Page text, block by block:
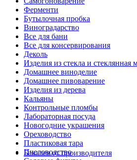
Ферменти
Бутылочная пробка
Виноградарство
Все для бани
Все для консервирования
Деколь
Изделия из стекла и стеклянная
Домашнее виноделие
Домашнее пивоварение
Изделия из дерева
Кальяны
Контрольные пломбы
Лабораторная посуда
Новогодние украшения
Ореховодство
Пластиковая тара
Пчеловодство
Бакалея от производителя